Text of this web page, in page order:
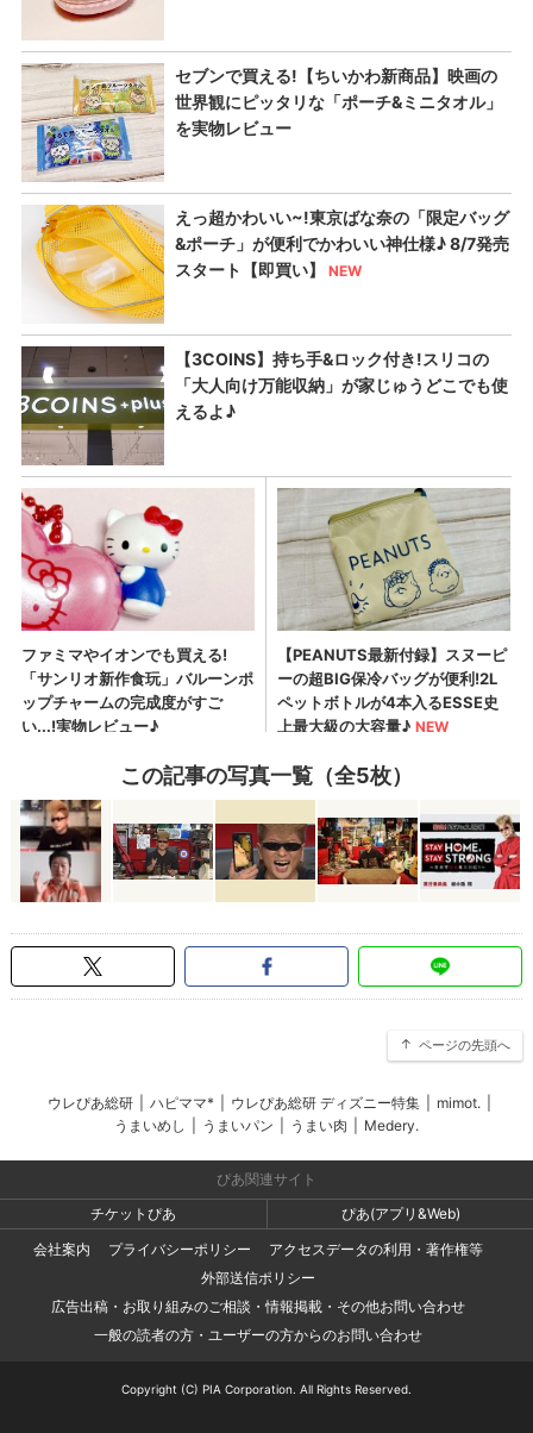
この記事の写真一覧（全5枚）
ページの先頭へ
ウレぴあ総研 ハピママ* ウレぴあ総研 ディズニー特集 mimot.
うまいめし
うまいパン うまい肉 Medery.
ぴあ関連サイト
チケットぴあ
ぴあ(アプリ&Web)
会社案内
プライバシーポリシー
アクセスデータの利用・著作権等
外部送信ポリシー
広告出稿・お取り組みのご相談・情報掲載・その他お問い合わせ
一般の読者の方・ユーザーの方からのお問い合わせ
Copyright (C) PIA Corporation. All Rights Reserved.